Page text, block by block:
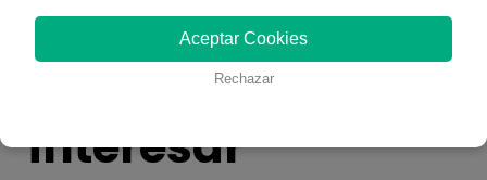
También te puede
interesar
Aceptar Cookies
Rechazar